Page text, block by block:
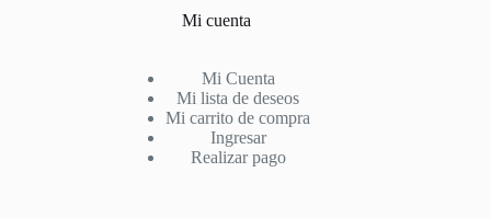
Mi cuenta
Mi Cuenta
Mi lista de deseos
Mi carrito de compra
Ingresar
Realizar pago